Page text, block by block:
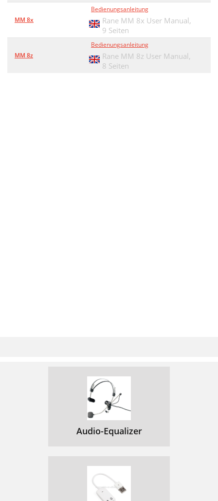
MM 8x
Bedienungsanleitung
Rane MM 8x User Manual,
9 Seiten
MM 8z
Bedienungsanleitung
Rane MM 8z User Manual,
8 Seiten
Audio-Equalizer